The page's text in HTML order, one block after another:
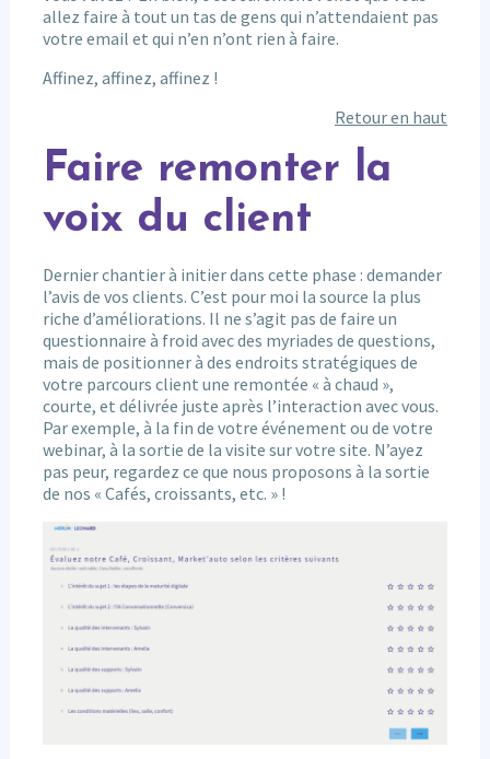
allez faire à tout un tas de gens qui n’attendaient pas
votre email et qui n’en n’ont rien à faire.
Affinez, affinez, affinez !
Retour en haut
Faire remonter la
voix du client
Dernier chantier à initier dans cette phase : demander
l’avis de vos clients. C’est pour moi la source la plus
riche d’améliorations. Il ne s’agit pas de faire un
questionnaire à froid avec des myriades de questions,
mais de positionner à des endroits stratégiques de
votre parcours client une remontée « à chaud »,
courte, et délivrée juste après l’interaction avec vous.
Par exemple, à la fin de votre événement ou de votre
webinar, à la sortie de la visite sur votre site. N’ayez
pas peur, regardez ce que nous proposons à la sortie
de nos « Cafés, croissants, etc. » !